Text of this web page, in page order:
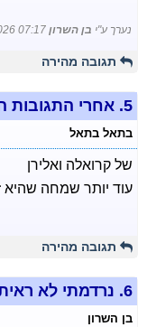
נערך ע"י בן השרון 07:17
תגובה מהירה
5. אחרי התגובות
בתאל בתאל
של קרואלה ואלירן
עוד יותר שמחה שהיא
תגובה מהירה
6. נרדמתי לא
בן השרון